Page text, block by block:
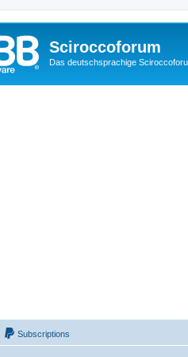
Sciroccoforum
Das deutschsprachige
Subscriptions